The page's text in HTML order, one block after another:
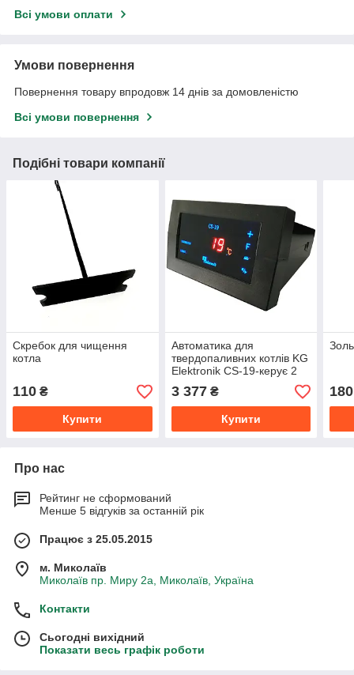
Всі умови оплати
Умови повернення
Повернення товару впродовж 14 днів за домовленістю
Всі умови повернення
Подібні товари компанії
Скребок для чищення
котла
110 ₴
Купити
Автоматика для
твердопаливних котлів KG
Elektronik CS-19-керує 2
насосами та
вентилятором
3 377₴
Купити
180
Про нас
Рейтинг не сформований
Менше 5 відгуків за останній рік
Працює з 25.05.2015
м. Миколаїв
Миколаїв пр. Миру 2а, Миколаїв, Україна
Контакти
Сьогодні вихідний
Показати весь графік роботи